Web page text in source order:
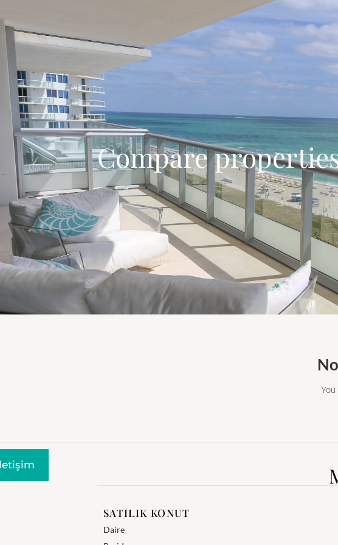
Compare
SATILIK KONUT
Daire